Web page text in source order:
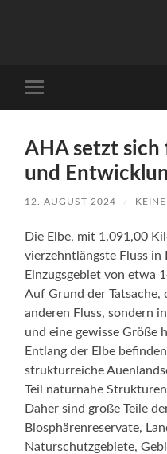
Menü
AHA setzt sich
und
12. AUGUST 2024 /
Die Elbe, mit 1.091,00
vierzehntlängste Fluss in
Einzugsgebiet von etwa
Auf Grund der Tatsache,
anderen Fluss, sondern
und eine gewisse Größe
Entlang der Elbe
strukturreiche
Teil naturnahe
Daher sind große Teile
Biosphärenreservate,
Naturschutzgebiete,